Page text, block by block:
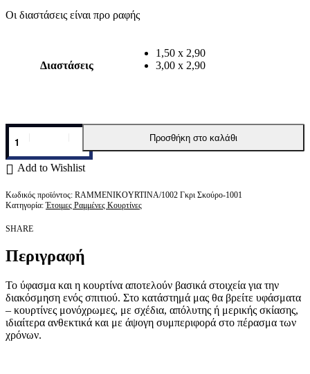
Οι διαστάσεις είναι προ ραφής
Διαστάσεις
1,50 x 2,90
3,00 x 2,90
Κουρτίνα
Έτοιμη
Ραμμένη
1002
Γκρι
Σκούρο-1001
ποσότητα
Προσθήκη στο καλάθι
Add to Wishlist
RAMMENIKOYRTINA/1002 Γκρι Σκούρο-1001
Κατηγορία:Έτοιμες Ραμμένες Κουρτίνες
SHARE
Περιγραφή
Το ύφασμα και η κουρτίνα αποτελούν βασικά στοιχεία για την
διακόσμηση ενός σπιτιού. Στο κατάστημά μας θα βρείτε υφάσματα
– κουρτίνες μονόχρωμες, με σχέδια, απόλυτης ή μερικής σκίασης,
ιδιαίτερα ανθεκτικά και με άψογη συμπεριφορά στο πέρασμα των
χρόνων.